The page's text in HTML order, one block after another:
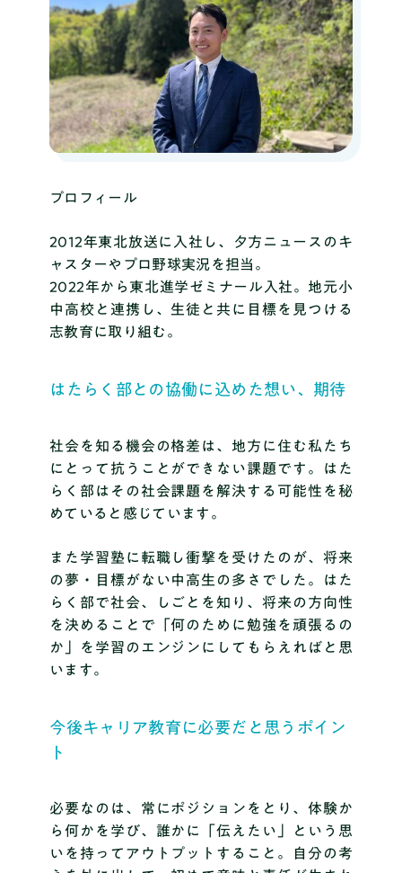
プロフィール
2012年東北放送に入社し、夕方ニュースのキ
ャスターやプロ野球実況を担当。
2022年から東北進学ゼミナール入社。地元小
中高校と連携し、生徒と共に目標を見つける
志教育に取り組む。
はたらく部との協働に込めた想い、期待
社会を知る機会の格差は、地方に住む私たち
にとって抗うことができない課題です。はた
らく部はその社会課題を解決する可能性を秘
めていると感じています。
また学習塾に転職し衝撃を受けたのが、将来
の夢・目標がない中高生の多さでした。はた
らく部で社会、しごとを知り、将来の方向性
を決めることで「何のために勉強を頑張るの
か」を学習のエンジンにしてもらえればと思
います。
今後キャリア教育に必要だと思うポイン
ト
必要なのは、常にポジションをとり、体験か
ら何かを学び、誰かに「伝えたい」という思
いを持ってアウトプットすること。自分の考